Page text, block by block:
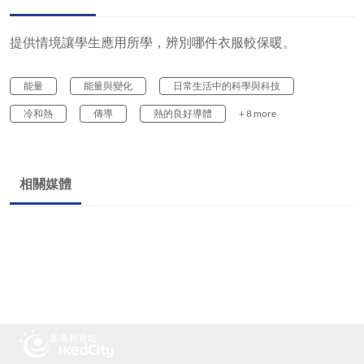
提供情境讓學生應用所學，辨別哪件衣服較保暖。
能量 能量與變化 日常生活中的科學與科技
冷和熱 傳導 熱的良好導體 + 8 more
相關媒體